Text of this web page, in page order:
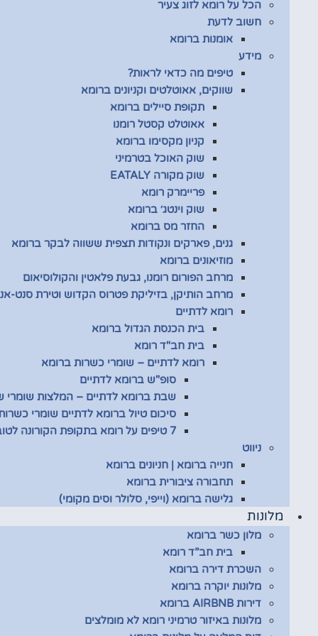
הכל על רומא לזוג צעיר
חשוב לדעת
אומנות ברומא
מידע
טיפים מה כדאי לראות?
שווקים, אאוטלטים וקניונים ברומא
תקופת סיילים ברומא
אאוטלט קסטל רומנו
קניון מקסימו ברומא
שוק האוכל בטרמיני
שוק מקורה EATALY
פריימרק רומא
שוק וינטג׳ ברומא
החזר מס ברומא
גנים, פארקים ונקודות תצפית ששווה לבקר ברומא
מוזיאונים ברומא
מרחב הפורום רומנו, גבעת פלאטין והקולוסיאום
מרחב הותיקן, בזיליקת פטרוס הקדוש וטירת סנט-
רומא לדתיים
בית הכנסת הגדול ברומא
בית חב"ד רומא
רומא לדתיים – שומרי כשרות ברומא
סופ"ש ברומא לדתיים
שבת ברומא לדתיים – המלצות שומרי
סיכום טיול ברומא לדתיים שומרי
7 טיפים על רומא בתקופת הקורונה לטובת שומרי כשרות
ניווט
חנייה ברומא | חניונים ברומא
תחבורה ציבורית ברומא
גלישה ברומא (וייפי, סלולר וסים מקומי)
מלונות
מלון כשר ברומא
בית חב”ד רומא
השכרת דירה ברומא
מלונות יוקרה ברומא
דירות AIRBNB ברומא
מלונות באיזור טרמיני רומא לא מומלצים